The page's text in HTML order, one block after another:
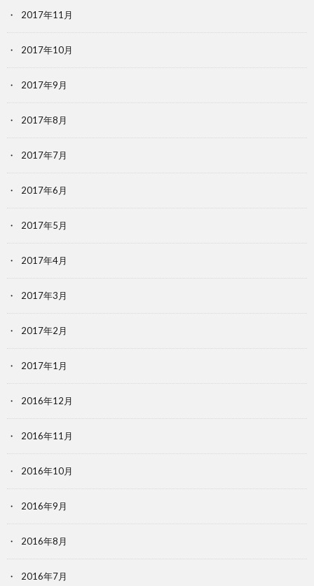
2017年11月
2017年10月
2017年9月
2017年8月
2017年7月
2017年6月
2017年5月
2017年4月
2017年3月
2017年2月
2017年1月
2016年12月
2016年11月
2016年10月
2016年9月
2016年8月
2016年7月